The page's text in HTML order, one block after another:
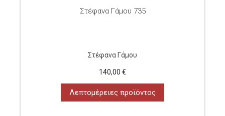
Στέφανα Γάμου 735
Στέφανα Γάμου
140,00 €
Λεπτομέρειες προϊόντος